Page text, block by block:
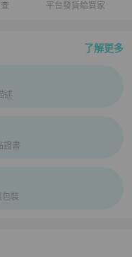
平台發貨給買家
了解更多
流程介紹
述
證書
裝